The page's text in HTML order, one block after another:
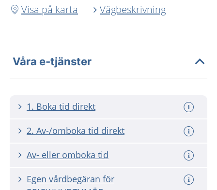
Visa på karta
Vägbeskrivning
Våra e-tjänster
1. Boka tid direkt
2. Av-/omboka tid direkt
Av- eller omboka tid
Egen vårdbegäran för